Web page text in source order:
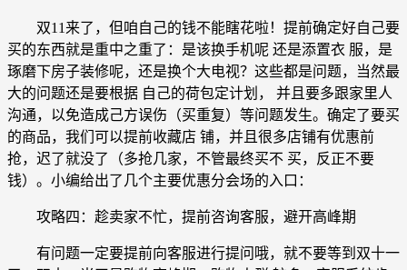
双11来了，但咱自己的钱不能瞎花啦！提前确定好自己要
买的东西就是重中之重了：是该换手机呢 还是添置衣 服，是
琢磨下房子装修呢，还是换个大电视？这些都是问题，当然最
大的问题还是要根据 自己的荷包定计划， 并且要多跟家里人
沟通，以免造成己方误伤（买重复）等问题发生。确定了要买
的商品，我们可以提前收藏店 铺，并且很多店铺有优惠前
抢，迟了就没了（多抢几家，不管最终买不 买，反正不要
钱）。小编给出了几个主要优惠分会场的入口：
攻略四：趁卖家不忙，提前咨询客服，避开高峰期
有问题一定要提前向客服进行提问哦，就不要等到双十一